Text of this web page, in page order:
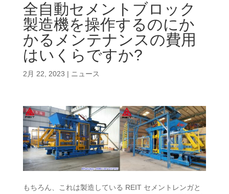
全自動セメントブロック
製造機を操作するのにか
かるメンテナンスの費用
はいくらですか?
2月 22, 2023 | ニュース
もちろん、これは製造している REIT セメントレンガと